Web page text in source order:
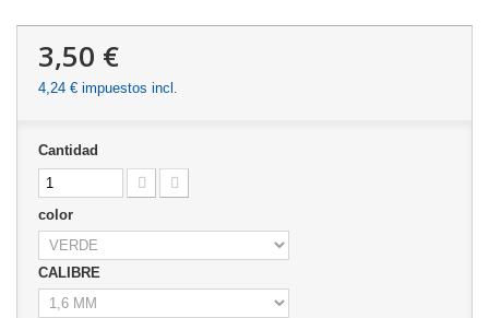
3,50 €
4,24 € impuestos incl.
Cantidad
color
CALIBRE